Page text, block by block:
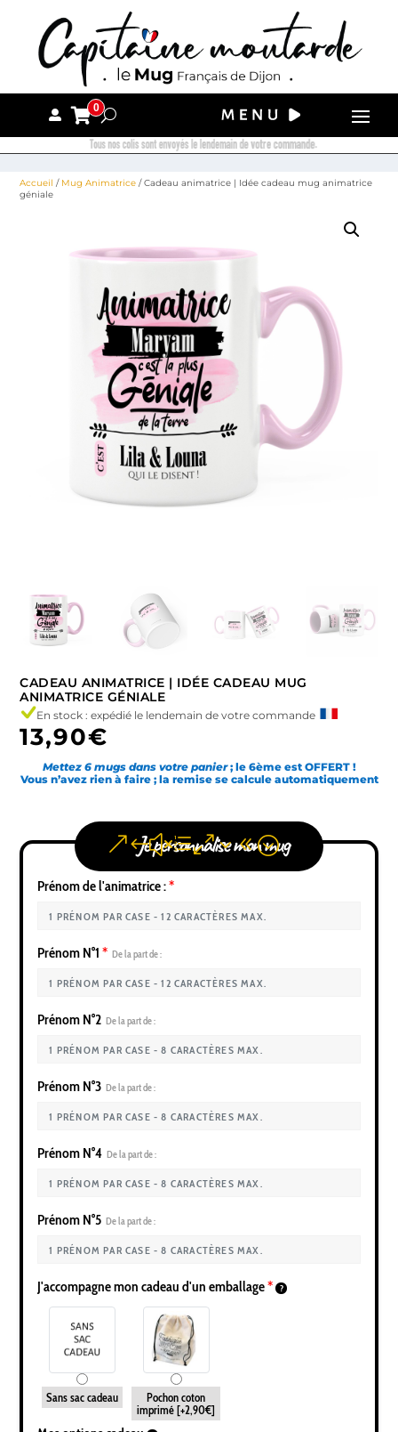
0
Tous nos colis sont envoyés le lendemain de votre commande.
Accueil / Mug Animatrice / Cadeau animatrice | Idée cadeau mug animatrice
géniale
CADEAU ANIMATRICE | IDÉE CADEAU MUG
ANIMATRICE GÉNIALE
En stock : expédié le lendemain de votre commande
13,90€
Mettez 6 mugs dans votre panier; le 6ème est OFFERT !
Vous n’avez rien à faire ; la remise se calcule automatiquement
Je personnalise mon mug
Prénom de l'animatrice :*
Prénom N°1 * De la part de :
Prénom N°2 De la part de :
Prénom N°3 De la part de :
Prénom N°4 De la part de :
Prénom N°5 De la part de :
J'accompagne mon cadeau d'un emballage*
Sans sac cadeau
Pochon coton
imprimé[+2,90€]